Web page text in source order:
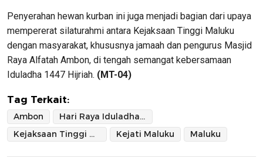
Penyerahan hewan kurban ini juga menjadi bagian dari upaya
mempererat silaturahmi antara Kejaksaan Tinggi Maluku
dengan masyarakat, khususnya jamaah dan pengurus Masjid
Raya Alfatah Ambon, di tengah semangat kebersamaan
Iduladha 1447 Hijriah. (MT-04)
Tag Terkait:
Ambon
Hari Raya Iduladha 1447 Hijriah
Kejaksaan Tinggi Maluku
Kejati Maluku Maluku